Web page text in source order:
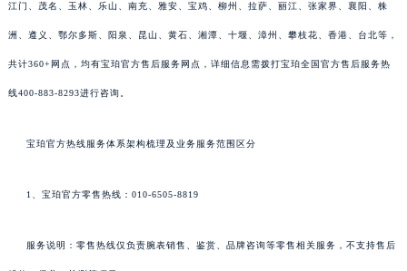
江门、茂名、玉林、乐山、南充、雅安、宝鸡、柳州、拉萨、丽江、张家界、襄阳、株
洲、遵义、鄂尔多斯、阳泉、昆山、黄石、湘潭、十堰、漳州、攀枝花、香港、台北等，
共计360+网点，均有宝珀官方售后服务网点，详细信息需拨打宝珀全国官方售后服务热
线400-883-8293进行咨询。
宝珀官方热线服务体系架构梳理及业务服务范围区分
1、宝珀官方零售热线：010-6505-8819
服务说明：零售热线仅负责腕表销售、鉴赏、品牌咨询等零售相关服务，不支持售后